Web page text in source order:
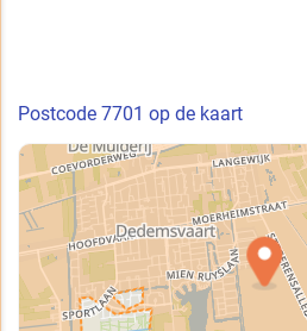
Postcode 7701 op de kaart